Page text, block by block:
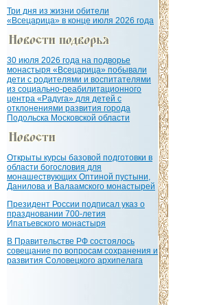
Три дня из жизни обители
«Всецарица» в конце июля 2026 года
30 июля 2026 года на подворье
монастыря «Всецарица» побывали
дети с родителями и воспитателями
из социально-реабилитационного
центра «Радуга» для детей с
отклонениями развития города
Подольска Московской области
Открыты курсы базовой подготовки в
области богословия для
монашествующих Оптиной пустыни,
Данилова и Валаамского монастырей
Президент России подписал указ о
праздновании 700-летия
Ипатьевского монастыря
В Правительстве РФ состоялось
совещание по вопросам сохранения и
развития Соловецкого архипелага